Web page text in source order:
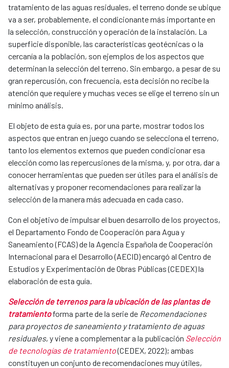
tratamiento de las aguas residuales, el terreno donde se ubique
va a ser, probablemente, el condicionante más importante en
la selección, construcción y operación de la instalación. La
superficie disponible, las características geotécnicas o la
cercanía a la población, son ejemplos de los aspectos que
determinan la selección del terreno. Sin embargo, a pesar de su
gran repercusión, con frecuencia, esta decisión no recibe la
atención que requiere y muchas veces se elige el terreno sin un
mínimo análisis.
El objeto de esta guía es, por una parte, mostrar todos los
aspectos que entran en juego cuando se selecciona el terreno,
tanto los elementos externos que pueden condicionar esa
elección como las repercusiones de la misma, y, por otra, dar a
conocer herramientas que pueden ser útiles para el análisis de
alternativas y proponer recomendaciones para realizar la
selección de la manera más adecuada en cada caso.
Con el objetivo de impulsar el buen desarrollo de los proyectos,
el Departamento Fondo de Cooperación para Agua y
Saneamiento (FCAS) de la Agencia Española de Cooperación
Internacional para el Desarrollo (AECID) encargó al Centro de
Estudios y Experimentación de Obras Públicas (CEDEX) la
elaboración de esta guía.
Selección de terrenos para la ubicación de las plantas de
tratamientoforma parte de la serie de Recomendaciones
para proyectos de saneamiento y tratamiento de aguas
residuales, y viene a complementar a la publicación Selección
de tecnologías de tratamiento(CEDEX, 2022); ambas
constituyen un conjunto de recomendaciones muy útiles,